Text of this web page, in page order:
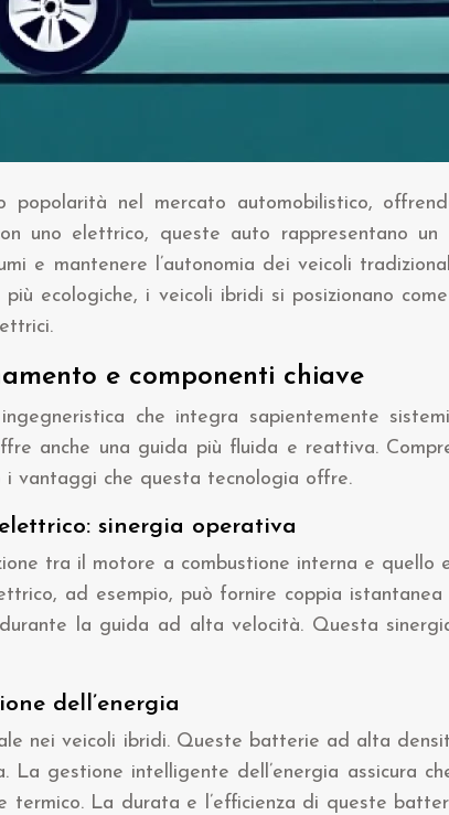
popolarità nel mercato automobilistico,
uno elettrico, queste auto rappresentano
e mantenere l’autonomia dei veicoli
più ecologiche, i veicoli ibridi si posizionano
e componenti chiave
che integra sapientemente
anche una guida più fluida e reattiva.
i vantaggi che questa tecnologia offre.
sinergia operativa
tra il motore a combustione interna e
ad esempio, può fornire coppia
la guida ad alta velocità. Questa
dell’energia
nei veicoli ibridi. Queste batterie ad alta
gestione intelligente dell’energia assicura
termico. La durata e l’efficienza di queste